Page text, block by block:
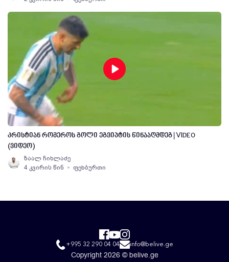
კრისტიან რომეროს გოლი ეგვიპტის წინააღმდეგ | VIDEO
(ვიდეო)
ზაალ ჩიხლაძე
4 კვირის წინ
ფეხბურთი
+995 32 290 04 04 info@belive.ge
Copyright 2026 © belive.ge